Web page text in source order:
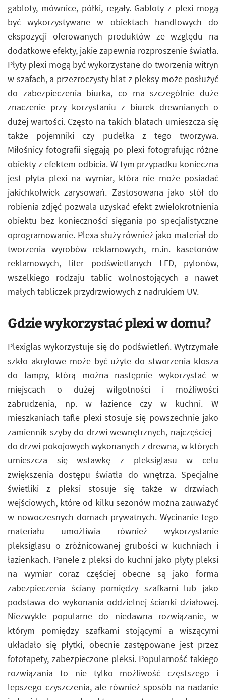
gabloty, mównice, półki, regały. Gabloty z plexi mogą
być wykorzystywane w obiektach handlowych do
ekspozycji oferowanych produktów ze względu na
dodatkowe efekty, jakie zapewnia rozproszenie światła.
Płyty plexi mogą być wykorzystane do tworzenia witryn
w szafach, a przezroczysty blat z pleksy może posłużyć
do zabezpieczenia biurka, co ma szczególnie duże
znaczenie przy korzystaniu z biurek drewnianych o
dużej wartości. Często na takich blatach umieszcza się
także pojemniki czy pudełka z tego tworzywa.
Miłośnicy fotografii sięgają po plexi fotografując różne
obiekty z efektem odbicia. W tym przypadku konieczna
jest płyta plexi na wymiar, która nie może posiadać
jakichkolwiek zarysowań. Zastosowana jako stół do
robienia zdjęć pozwala uzyskać efekt zwielokrotnienia
obiektu bez konieczności sięgania po specjalistyczne
oprogramowanie. Plexa służy również jako materiał do
tworzenia wyrobów reklamowych, m.in. kasetonów
reklamowych, liter podświetlanych LED, pylonów,
wszelkiego rodzaju tablic wolnostojących a nawet
małych tabliczek przydrzwiowych z nadrukiem UV.
Gdzie wykorzystać plexi w domu?
Plexiglas wykorzystuje się do podświetleń. Wytrzymałe
szkło akrylowe może być użyte do stworzenia klosza
do lampy, którą można następnie wykorzystać w
miejscach o dużej wilgotności i możliwości
zabrudzenia, np. w łazience czy w kuchni. W
mieszkaniach tafle plexi stosuje się powszechnie jako
zamiennik szyby do drzwi wewnętrznych, najczęściej –
do drzwi pokojowych wykonanych z drewna, w których
umieszcza się wstawkę z pleksiglasu w celu
zwiększenia dostępu światła do wnętrza. Specjalne
świetliki z pleksi stosuje się także w drzwiach
wejściowych, które od kilku sezonów można zauważyć
w nowoczesnych domach prywatnych. Wycinanie tego
materiału umożliwia również wykorzystanie
pleksiglasu o zróżnicowanej grubości w kuchniach i
łazienkach. Panele z pleksi do kuchni jako płyty pleksi
na wymiar coraz częściej obecne są jako forma
zabezpieczenia ściany pomiędzy szafkami lub jako
podstawa do wykonania oddzielnej ścianki działowej.
Niezwykle popularne do niedawna rozwiązanie, w
którym pomiędzy szafkami stojącymi a wiszącymi
układało się płytki, obecnie zastępowane jest przez
fototapety, zabezpieczone pleksi. Popularność takiego
rozwiązania to nie tylko możliwość częstszego i
lepszego czyszczenia, ale również sposób na nadanie